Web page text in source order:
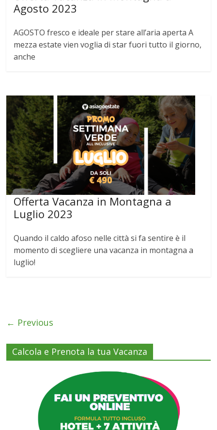
Agosto 2023
AGOSTO fresco e ideale per stare all’aria aperta A
mezza estate vien voglia di star fuori tutto il giorno,
anche
Offerta Vacanza in Montagna a
Luglio 2023
Quando il caldo afoso nelle città si fa sentire è il
momento di scegliere una vacanza in montagna a
luglio!
← Previous
Calcola e Prenota la tua Vacanza